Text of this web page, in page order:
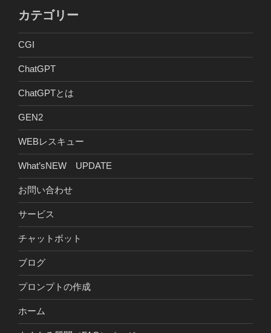
カテゴリー
CGI
ChatGPT
ChatGPTとは
GEN2
WEBレスキュー
What’sNEW UPDATE
お問い合わせ
サービス
チャットボット
ブログ
プロンプトの作成
ホーム